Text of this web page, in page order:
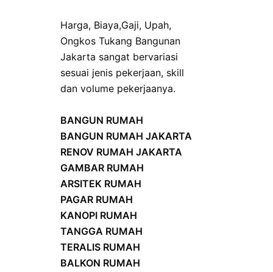
Harga, Biaya,Gaji, Upah,
OngkosTukang Bangunan
Jakarta sangat bervariasi
sesuai jenis pekerjaan, skill
dan volume pekerjaanya.
BANGUN RUMAH
BANGUN RUMAH JAKARTA
RENOV RUMAH JAKARTA
GAMBAR RUMAH
ARSITEK RUMAH
PAGAR RUMAH
KANOPI RUMAH
TANGGA RUMAH
TERALIS RUMAH
BALKON RUMAH